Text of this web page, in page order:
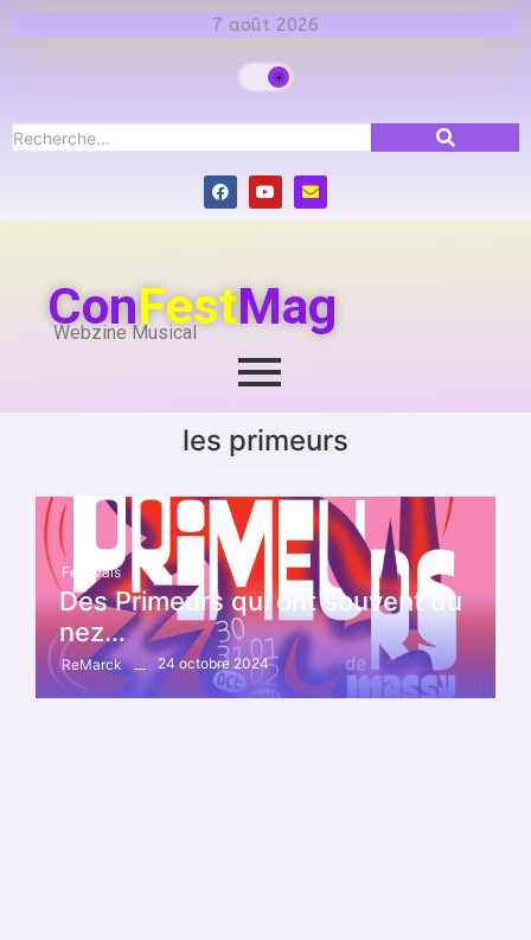
7 août 2026
ConFestMag
Webzine Musical
les primeurs
Festivals
Des Primeurs qui ont souvent du
nez…
ReMarck 24 octobre 2024